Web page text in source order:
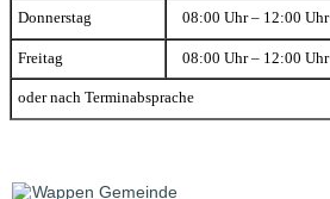
Donnerstag 08:00 Uhr – 12:00 Uhr
Freitag 08:00 Uhr – 12:00 Uhr
oder nach Terminabsprache